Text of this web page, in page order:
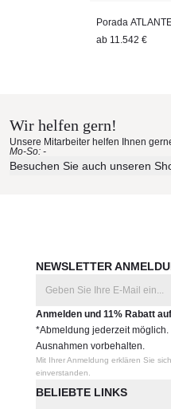
Porada
ab 11.542 €
Wir helfen gern!
Unsere Mitarbeiter helfen Ihnen
Mo-So: -
Besuchen Sie auch unseren
BELIEBTE LINKS
NEWSLETTER
Anmelden und 11% Rabatt
*Abmeldung jederzeit
Ausnahmen vorbehalten.
Mit Ihrer Anmeldung erklären Sie
einverstanden.